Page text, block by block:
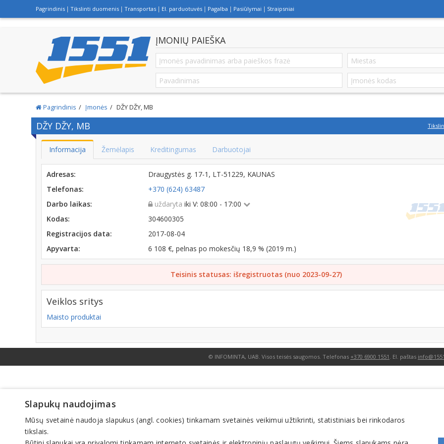
Pagrindinis Tikslinti duomenis Transportas El. parduotuvės Pagalba Pasiūlymai Straipsniai
ĮMONIŲ PAIEŠKA
Pagrindinis Įmonės DŽY DŽY, MB
DŽY DŽY, MB
Informacija Žemėlapis Kreditingumas Darbuotojai
Adresas:
Draugystės g. 17-1, LT-51229, KAUNAS
Telefonas:
+370 (624) 63487
Darbo laikas:
uždaryta iki V: 08:00 - 17:00
Kodas:
304600305
Registracijos data:
2017-08-04
Apyvarta:
6 108 €, pelnas po mokesčių 18,9 % (2019 m.)
Teisinis statusas: išregistruotas (nuo 2023-09-27)
Veiklos sritys
Maisto produktai
© INFOMINTA, UAB. Visos teisės saugomos. Telefonas +370 6900 1551 . El. paštas
Slapukų naudojimas
Mūsų svetainė naudoja slapukus (angl. cookies) tinkamam svetainės veikimui užtikrinti, statistiniais bei rinkodaros
tikslais.